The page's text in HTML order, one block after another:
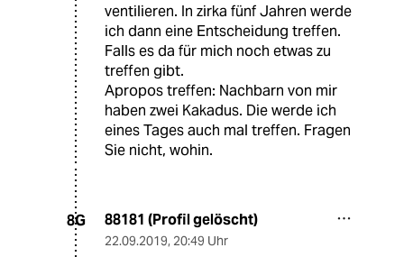
ventilieren. In zirka fünf Jahren werde
ich dann eine Entscheidung treffen.
Falls es da für mich noch etwas zu
treffen gibt.
Apropos treffen: Nachbarn von mir
haben zwei Kakadus. Die werde ich
eines Tages auch mal treffen. Fragen
Sie nicht, wohin.
8G 88181 (Profil gelöscht)
22.09.2019, 20:49 Uhr